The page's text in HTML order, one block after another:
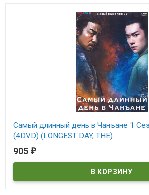
Самый длинный день в Чанъане 1
(4DVD) (LONGEST DAY, THE)
В наличии
905 ₽